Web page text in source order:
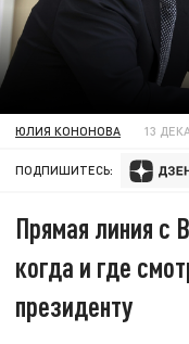
ЮЛИЯ КОНОНОВА 13
ПОДПИШИТЕСЬ:
Прямая линия с
когда и где
президенту